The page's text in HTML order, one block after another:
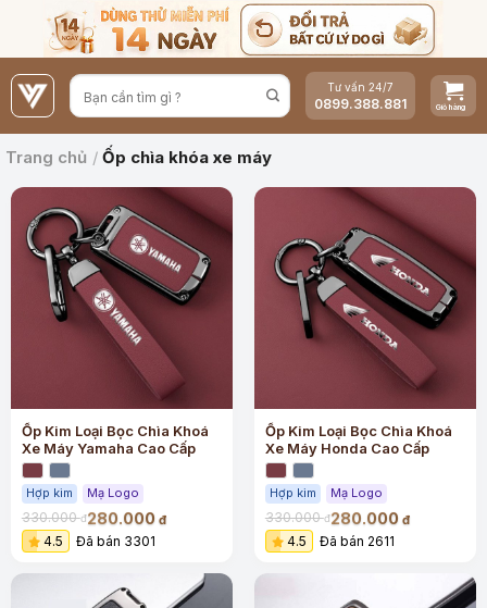
nội
dung
Tư vấn 24/7
0899.388.881
Trang chủ / Ốp chìa khóa xe máy
Ốp Kim Loại Bọc Chìa Khoá
Xe Máy Yamaha Cao Cấp
Hợp kim Mạ Logo
330.000đ280.000 đ
4.5 Đã bán 3301
Ốp Kim Loại Bọc Chìa Khoá
Xe Máy Honda Cao Cấp
Hợp kim Mạ Logo
330.000đ280.000 đ
4.5 Đã bán 2611